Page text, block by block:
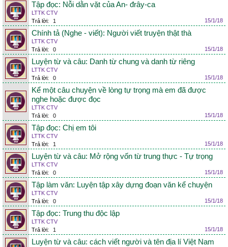
Tập đọc: Nỗi dằn vặt của An- đrây-ca
LTTK CTV
Trả lời:
1 15/1/18
Chính tả (Nghe - viết): Người viết truyện thật thà
LTTK CTV
Trả lời:
0 15/1/18
Luyện từ và câu: Danh từ chung và danh từ riêng
LTTK CTV
Trả lời:
0 15/1/18
Kể một câu chuyện về lòng tự trọng mà em đã được
nghe hoặc được đọc
LTTK CTV
Trả lời:
0 15/1/18
Tập đọc: Chị em tôi
LTTK CTV
Trả lời:
1 15/1/18
Luyện từ và câu: Mở rộng vốn từ trung thực - Tự trọng
LTTK CTV
Trả lời:
0 15/1/18
Tập làm văn: Luyện tập xây dựng đoạn văn kể chuyện
LTTK CTV
Trả lời:
0 15/1/18
Tập đọc: Trung thu độc lập
LTTK CTV
Trả lời:
1 15/1/18
Luyện từ và câu: cách viết người và tên địa lí Việt Nam